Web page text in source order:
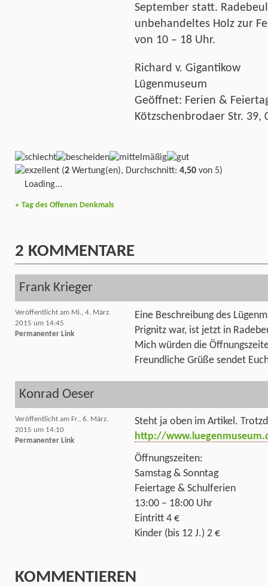
September statt.
unbehandeltes Holz zur
von 10 – 18 Uhr.
Richard v. Gigantikow
Lügenmuseum
Geöffnet: Ferien &
Kötzschenbrodaer Str. 39,
(2 Wertung(en), Durchschnitt: 4,50 von 5)
Loading...
« Tag des Offenen Denkmals
2 KOMMENTARE
Frank Krieger
Veröffentlicht am Mi., 4. März.
2015 um 14:45
Permanenter Link
Eine Beschreibung des
Prignitz war, ist jetzt in
Mich würden die
Freundliche Grüße sendet
Konrad Oeser
Veröffentlicht am Fr., 6. März.
2015 um 14:10
Permanenter Link
Steht ja oben im Artikel.
http://
Öffnungszeiten:
Samstag & Sonntag
Feiertage & Schulferien
13:00 – 18:00 Uhr
Eintritt 4 €
Kinder (bis 12 J.) 2 €
KOMMENTIEREN